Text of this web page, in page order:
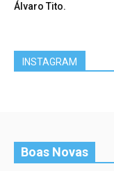
Álvaro Tito.
INSTAGRAM
Boas Novas